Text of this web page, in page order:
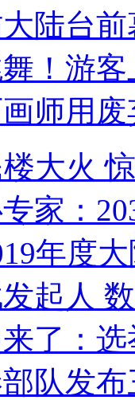
陆台
！游客
师用
楼大火
家：
年度
起人
了：
队发